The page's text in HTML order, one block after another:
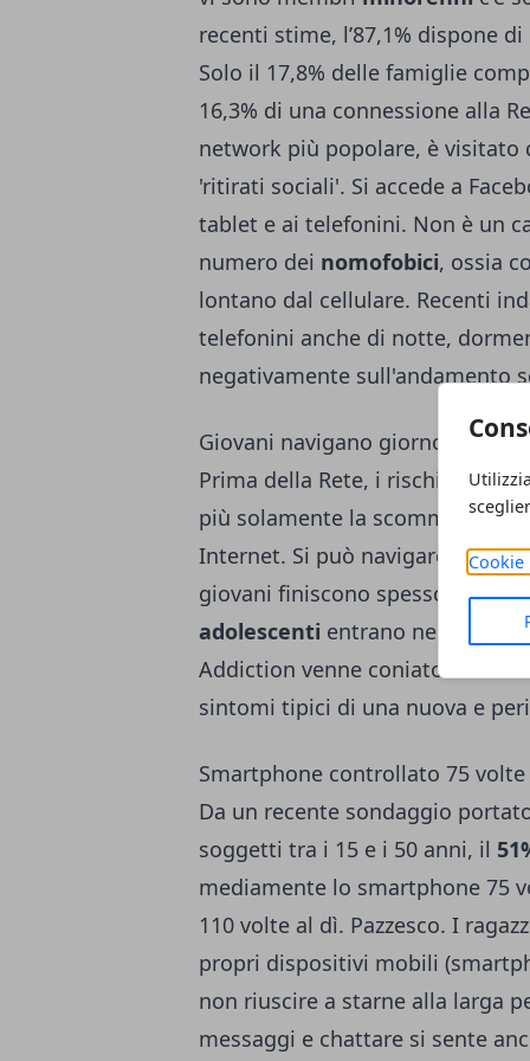
Cookie
recenti stime, l’87,1% dispone
Solo il 17,8% delle famiglie
16,3% di una connessione alla
network più popolare, è
'ritirati sociali'. Si accede a
tablet e ai telefonini. Non è un
numero dei nomofobici, ossia
lontano dal cellulare. Recenti
telefonini anche di notte,
negativamente sull'andamento
Giovani navigano giorno e notte
Prima della Rete, i rischi
più solamente la scommessa,
Internet. Si può navigare
giovani finiscono spesso in un
adolescenti entrano nel vortice
Addiction venne coniato nel
sintomi tipici di una nuova e
Smartphone controllato 75
Da un recente sondaggio
soggetti tra i 15 e i 50 anni, il
mediamente lo smartphone 75
110 volte al dì. Pazzesco. I
propri dispositivi mobili
non riuscire a starne alla larga
messaggi e chattare si sente